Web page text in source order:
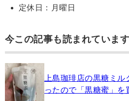
定休日：月曜日
今この記事も読まれています
上島珈琲店の黒糖ミ
ったので「黒糖蜜」を